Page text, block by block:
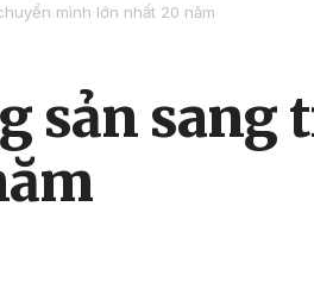
mình lớn nhất 20 năm
sản sang